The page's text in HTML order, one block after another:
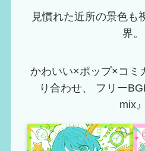
見慣れた近所の景色も
界。
かわいい×ポップ×コミ
り合わせ、 フリー
mix』